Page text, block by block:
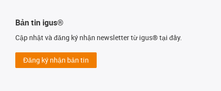
Bản tin igus®
Cập nhật và đăng ký nhận newsletter từ igus® tại đây.
Đăng ký nhận bản tin